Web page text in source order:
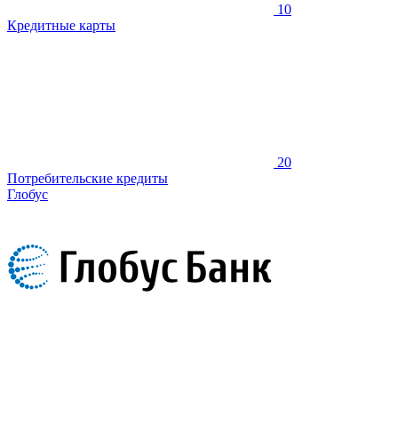
10
Кредитные карты
20
Потребительские кредиты
Глобус